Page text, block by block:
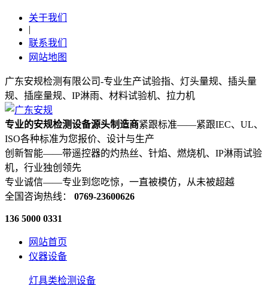
关于我们
|
联系我们
网站地图
广东安规检测有限公司-专业生产试验指、灯头量规、插头量
规、插座量规、IP淋雨、材料试验机、拉力机
专业的安规检测设备源头制造商紧跟标准——紧跟IEC、UL、
ISO各种标准为您报价、设计与生产
创新智能——带遥控器的灼热丝、针焰、燃烧机、IP淋雨试验
机，行业独创领先
专业诚信——专业到您吃惊，一直被模仿，从未被超越
全国咨询热线： 0769-23600626
136 5000 0331
网站首页
仪器设备
灯具类检测设备